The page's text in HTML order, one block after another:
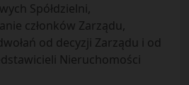
Spółdzielni,
członków Zarządu,
od decyzji Zarządu i od
Nieruchomości